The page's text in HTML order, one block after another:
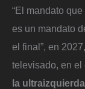
“El mandato
es un mandato
el final”, en
televisado, en el
la